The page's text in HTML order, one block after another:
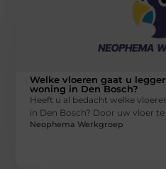
Welke vloeren gaat u
woning in Den Bosch?
Heeft u al bedacht welke
in Den Bosch? Door uw vloer
Neophema Werkgroep